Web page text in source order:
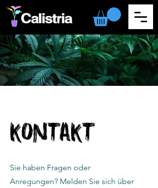
Kontakt
Sie haben Fragen oder
Anregungen? Melden Sie sich über